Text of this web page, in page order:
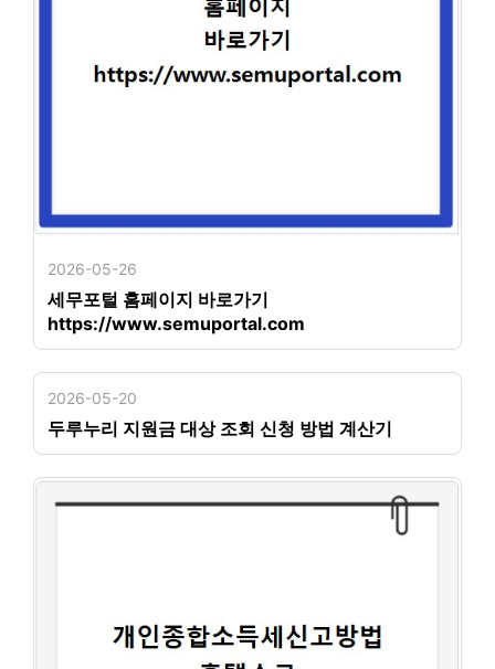
2026-05-26
세무포털 홈페이지 바로가기
https://www.semuportal.com
2026-05-20
두루누리 지원금 대상 조회 신청 방법 계산기